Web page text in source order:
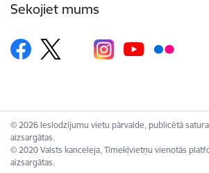
Sekojiet mums
© 2026 Ieslodzījumu vietu pārvalde, publicētā
aizsargātas.
© 2020 Valsts kanceleja, Tīmekļvietņu vienotās
aizsargātas.